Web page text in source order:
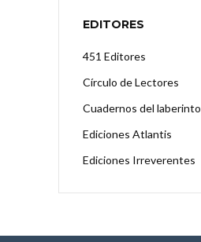
EDITORES
451 Editores
Círculo de Lectores
Cuadernos del laberinto
Ediciones Atlantis
Ediciones Irreverentes